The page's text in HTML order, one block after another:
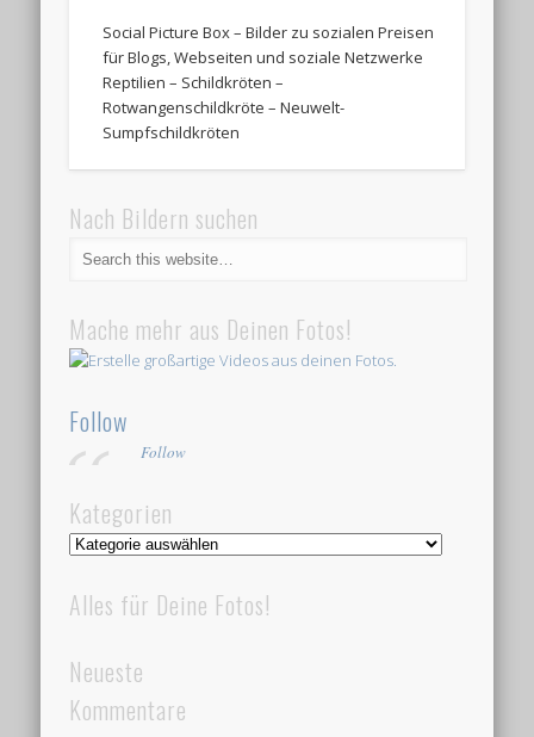
Social Picture Box – Bilder zu sozialen Preisen
für Blogs, Webseiten und soziale Netzwerke
Reptilien – Schildkröten –
Rotwangenschildkröte – Neuwelt-
Sumpfschildkröten
Nach Bildern suchen
Mache mehr aus Deinen Fotos!
Follow
Follow
Kategorien
Kategorien
Alles für Deine Fotos!
Neueste
Kommentare